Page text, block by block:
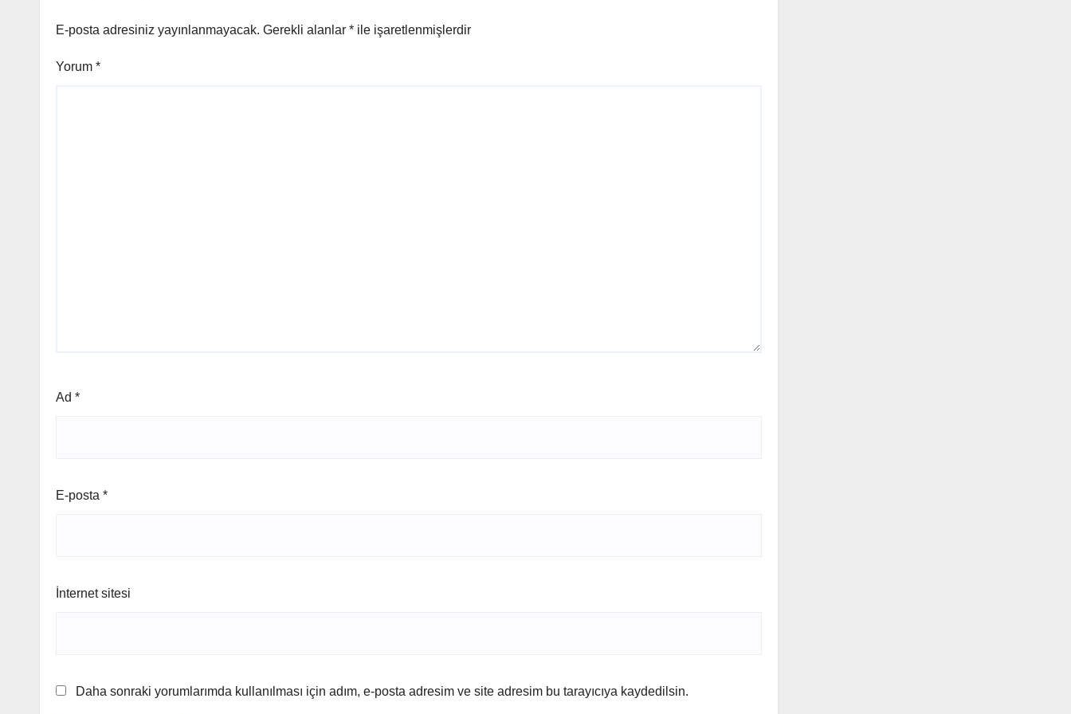
E-posta adresiniz yayınlanmayacak. Gerekli alanlar * ile işaretlenmişlerdir
Yorum *
Ad *
E-posta *
İnternet sitesi
Daha sonraki yorumlarımda kullanılması için adım, e-posta adresim ve site adresim bu tarayıcıya kaydedilsin.